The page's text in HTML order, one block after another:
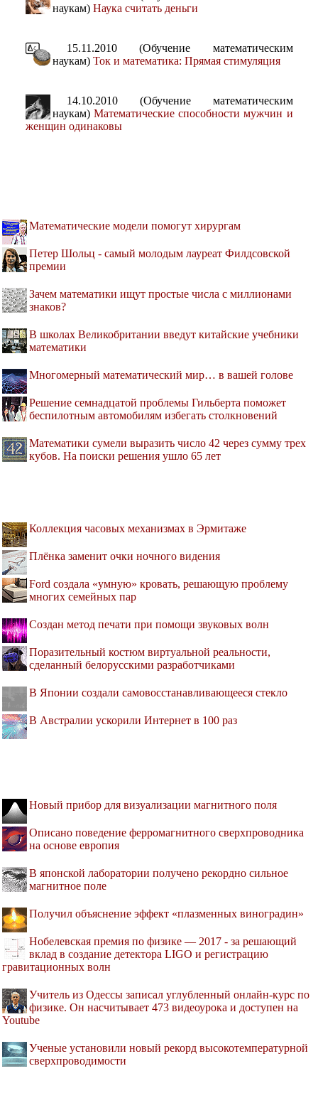
наукам) Наука считать деньги
15.11.2010 (Обучение математическим
наукам) Ток и математика: Прямая стимуляция
14.10.2010 (Обучение математическим
наукам) Математические способности мужчин и
женщин одинаковы
Математические модели помогут хирургам
Петер Шольц - самый молодым лауреат Филдсовской
премии
Зачем математики ищут простые числа с миллионами
знаков?
В школах Великобритании введут китайские учебники
математики
Многомерный математический мир… в вашей голове
Решение семнадцатой проблемы Гильберта поможет
беспилотным автомобилям избегать столкновений
Математики сумели выразить число 42 через сумму трех
кубов. На поиски решения ушло 65 лет
Коллекция часовых механизмах в Эрмитаже
Плёнка заменит очки ночного видения
Ford создала «умную» кровать, решающую проблему
многих семейных пар
Создан метод печати при помощи звуковых волн
Поразительный костюм виртуальной реальности,
сделанный белорусскими разработчиками
В Японии создали самовосстанавливающееся стекло
В Австралии ускорили Интернет в 100 раз
Новый прибор для визуализации магнитного поля
Описано поведение ферромагнитного сверхпроводника
на основе европия
В японской лаборатории получено рекордно сильное
магнитное поле
Получил объяснение эффект «плазменных виноградин»
Нобелевская премия по физике — 2017 - за решающий
вклад в создание детектора LIGO и регистрацию
гравитационных волн
Учитель из Одессы записал углубленный онлайн-курс по
физике. Он насчитывает 473 видеоурока и доступен на
Youtube
Ученые установили новый рекорд высокотемпературной
сверхпроводимости